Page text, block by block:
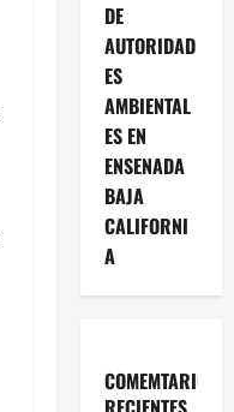
DE
AUTORIDAD
ES
AMBIENTAL
ES EN
ENSENADA
BAJA
CALIFORNI
A
COMEMTARIOS